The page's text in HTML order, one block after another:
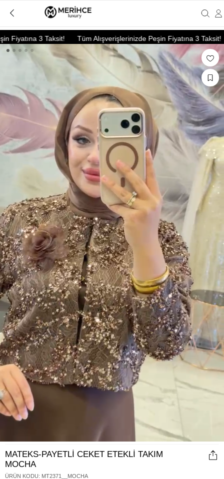
3 Taksit! Tüm Alışverişlerinizde Peşin Fiyatına 3 Taksit!
MATEKS-PAYETLİ CEKET ETEKLİ TAKIM
MOCHA
ÜRÜN KODU: MT2371__MOCHA